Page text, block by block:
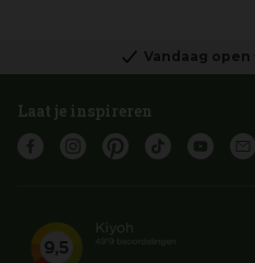
Vandaag open
Laat je inspireren